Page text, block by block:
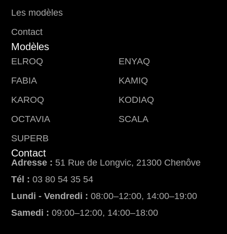
Les modèles
Contact
Modèles
ELROQ
ENYAQ
FABIA
KAMIQ
KAROQ
KODIAQ
OCTAVIA
SCALA
SUPERB
Contact
Adresse : 51 Rue de Longvic, 21300 Chenôve
Tél :03 80 54 35 54
Lundi - Vendredi : 08:00–12:00, 14:00–19:00
Samedi : 09:00–12:00, 14:00–18:00